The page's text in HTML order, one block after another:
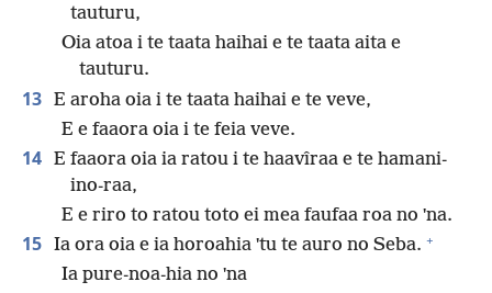
tauturu,
Oia atoa i te taata haihai e te taata aita e
tauturu.
13 E aroha oia i te taata haihai e te veve,
E e faaora oia i te feia veve.
14 E faaora oia ia ratou i te haavîraa e te hamani-
ino-raa,
E e riro to ratou toto ei mea faufaa roa no ˈna.
15 Ia ora oia e ia horoahia ˈtu te auro no Seba. +
Ia pure-noa-hia no ˈna